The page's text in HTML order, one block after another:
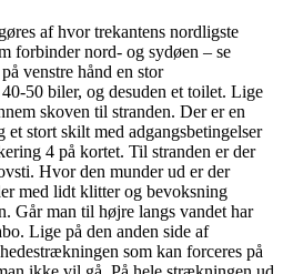
af hvor trekantens nordligste
forbinder nord- og sydøen – se
venstre hånd en stor
50 biler, og desuden et toilet. Lige
skoven til stranden. Der er en
et stort skilt med adgangsbetingelser
4 på kortet. Til stranden er der
Hvor den munder ud er der
med lidt klitter og bevoksning
Går man til højre langs vandet har
Lige på den anden side af
som kan forceres på